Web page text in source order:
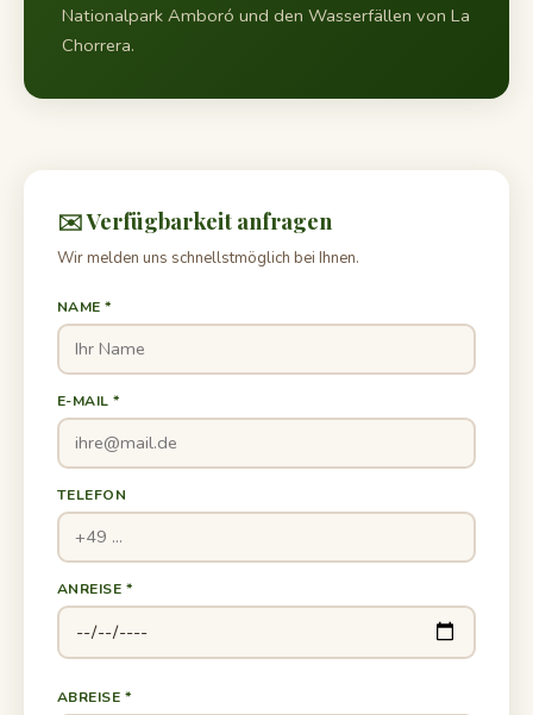
Nationalpark Amboró und den Wasserfällen von La
Chorrera.
✉️ Verfügbarkeit anfragen
Wir melden uns schnellstmöglich bei Ihnen.
NAME *
E-MAIL *
TELEFON
ANREISE *
ABREISE *